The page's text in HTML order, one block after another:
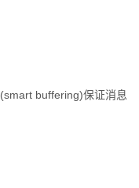
(smart buffering)保证消息